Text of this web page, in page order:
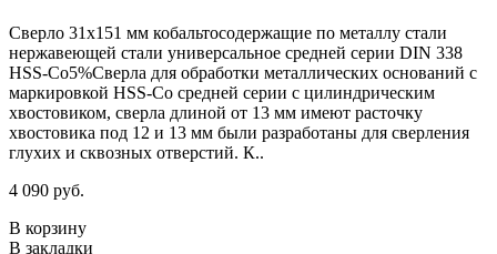
Сверло 31х151 мм кобальтосодержащие по металлу стали
нержавеющей стали универсальное средней серии DIN 338
HSS-Co5%Сверла для обработки металлических оснований с
маркировкой HSS-Co средней серии с цилиндрическим
хвостовиком, сверла длиной от 13 мм имеют расточку
хвостовика под 12 и 13 мм были разработаны для сверления
глухих и сквозных отверстий. К..
4 090 руб.
В корзину
В закладки